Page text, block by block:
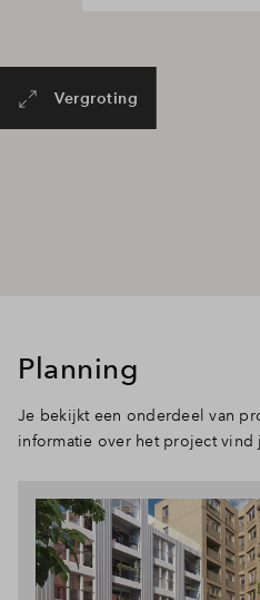
Vergroting
Planning
Je bekijkt een onderdeel van
informatie over het project